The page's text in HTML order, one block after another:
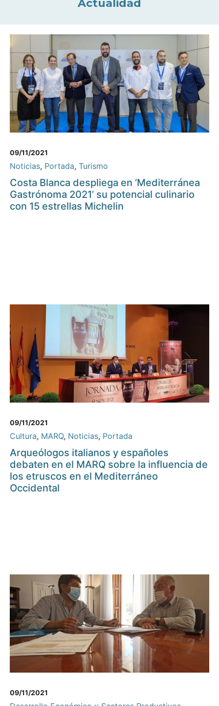
Actualidad
09/11/2021
Noticias, Portada, Turismo
Costa Blanca despliega en ‘Mediterránea
Gastrónoma 2021’ su potencial culinario
con 15 estrellas Michelin
09/11/2021
Cultura, MARQ, Noticias, Portada
Arqueólogos italianos y españoles
debaten en el MARQ sobre la influencia de
los etruscos en el Mediterráneo
Occidental
09/11/2021